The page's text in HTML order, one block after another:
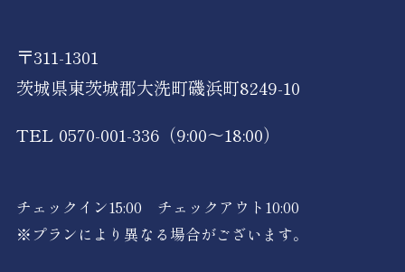
〒311-1301
茨城県東茨城郡大洗町磯浜町8249-10
TEL 0570-001-336（9:00～18:00）
チェックイン15:00 チェックアウト10:00
※プランにより異なる場合がございます。